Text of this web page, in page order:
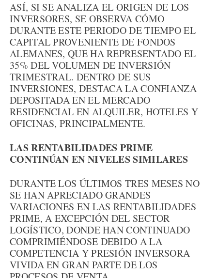
ASÍ, SI SE ANALIZA EL ORIGEN DE LOS
INVERSORES, SE OBSERVA CÓMO
DURANTE ESTE PERIODO DE TIEMPO EL
CAPITAL PROVENIENTE DE FONDOS
ALEMANES, QUE HA REPRESENTADO EL
35% DEL VOLUMEN DE INVERSIÓN
TRIMESTRAL. DENTRO DE SUS
INVERSIONES, DESTACA LA CONFIANZA
DEPOSITADA EN EL MERCADO
RESIDENCIAL EN ALQUILER, HOTELES Y
OFICINAS, PRINCIPALMENTE.
LAS RENTABILIDADES PRIME
CONTINÚAN EN NIVELES SIMILARES
DURANTE LOS ÚLTIMOS TRES MESES NO
SE HAN APRECIADO GRANDES
VARIACIONES EN LAS RENTABILIDADES
PRIME, A EXCEPCIÓN DEL SECTOR
LOGÍSTICO, DONDE HAN CONTINUADO
COMPRIMIÉNDOSE DEBIDO A LA
COMPETENCIA Y PRESIÓN INVERSORA
VIVIDA EN GRAN PARTE DE LOS